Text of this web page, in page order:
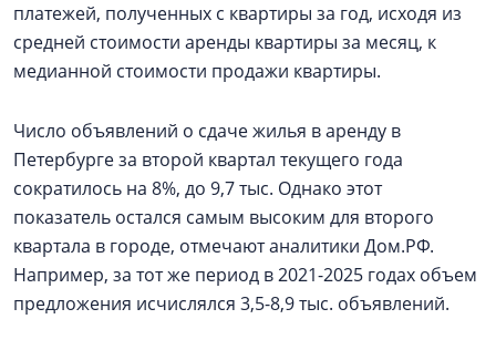
платежей, полученных с квартиры за год, исходя из
средней стоимости аренды квартиры за месяц, к
медианной стоимости продажи квартиры.
Число объявлений о сдаче жилья в аренду в
Петербурге за второй квартал текущего года
сократилось на 8%, до 9,7 тыс. Однако этот
показатель остался самым высоким для второго
квартала в городе, отмечают аналитики Дом.РФ.
Например, за тот же период в 2021-2025 годах объем
предложения исчислялся 3,5-8,9 тыс. объявлений.